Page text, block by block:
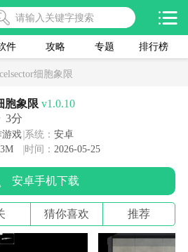
件 攻略 专题 排行榜
celsector细胞象限
胞象限 v1.0.10
3分
游戏 系统： 安卓
时间： 2026-05-25
安卓手机下载
猜你喜欢 推荐